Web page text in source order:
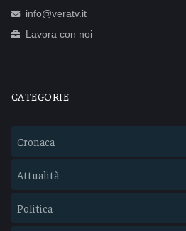
info@veratv.it
Lavora con noi
CATEGORIE
Cronaca
Attualità
Politica